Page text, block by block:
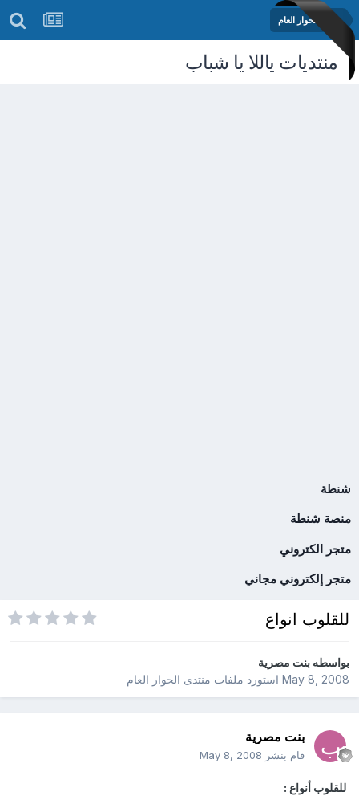
منتدى الحوار العام
منتديات ياللا يا شباب
شنطة
منصة شنطة
متجر الكتروني
متجر إلكتروني مجاني
للقلوب انواع
بواسطهبنت مصرية
May 8, 2008استورد ملفات منتدى الحوار العام
بنت مصرية
قام بنشر May 8, 2008
للقلوب أنواع :